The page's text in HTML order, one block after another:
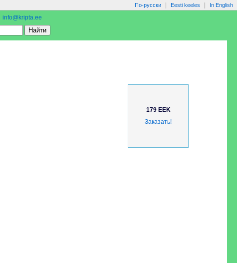
По-русски Eesti keeles In English
info@kripta.ee
179 EEK
Заказать!